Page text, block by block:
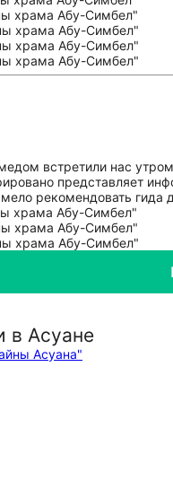
встретили нас
представляет
рекомендовать гида
в Асуане